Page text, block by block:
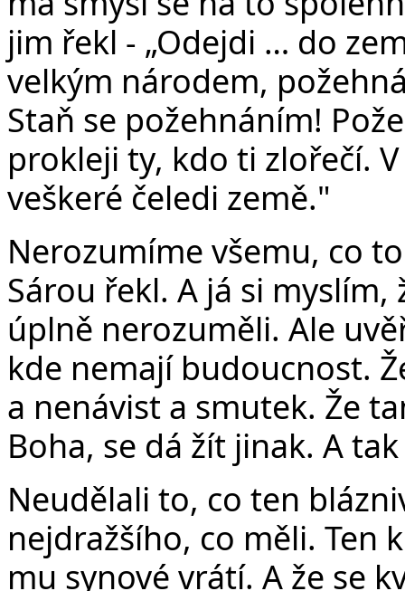
jim řekl - „Odejdi … do
velkým národem,
Staň se požehnáním!
prokleji ty, kdo ti zlořečí.
veškeré čeledi země."
Nerozumíme všemu, co
Sárou řekl. A já si
úplně nerozuměli. Ale
kde nemají budoucnost.
a nenávist a smutek. Že
Boha, se dá žít jinak. A
Neudělali to, co ten
nejdražšího, co měli. Ten
mu synové vrátí. A že se